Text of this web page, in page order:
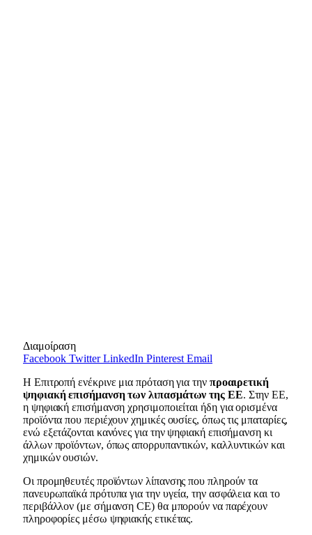
Διαμοίραση
Facebook Twitter LinkedIn Pinterest Email
Η Επιτροπή ενέκρινε μια πρόταση για την προαιρετική
ψηφιακή επισήμανση των λιπασμάτων της ΕΕ. Στην ΕΕ,
η ψηφιακή επισήμανση χρησιμοποιείται ήδη για ορισμένα
προϊόντα που περιέχουν χημικές ουσίες, όπως τις μπαταρίες,
ενώ εξετάζονται κανόνες για την ψηφιακή επισήμανση κι
άλλων προϊόντων, όπως απορρυπαντικών, καλλυντικών και
χημικών ουσιών.
Οι προμηθευτές προϊόντων λίπανσης που πληρούν τα
πανευρωπαϊκά πρότυπα για την υγεία, την ασφάλεια και το
περιβάλλον (με σήμανση CE) θα μπορούν να παρέχουν
πληροφορίες μέσω ψηφιακής ετικέτας.